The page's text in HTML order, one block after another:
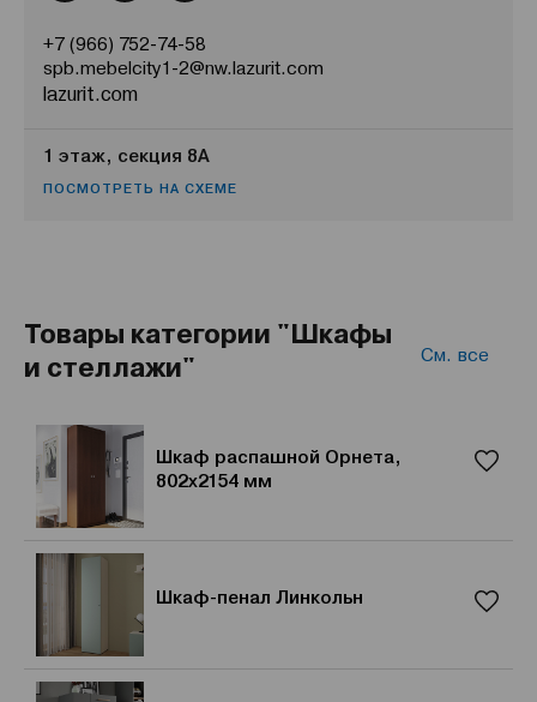
+7 (966) 752-74-58
spb.mebelcity1-2@nw.lazurit.com
lazurit.com
1 этаж, секция 8А
ПОСМОТРЕТЬ НА СХЕМЕ
Товары категории "Шкафы
и стеллажи"
См. все
Шкаф распашной Орнета,
802x2154 мм
Шкаф-пенал Линкольн